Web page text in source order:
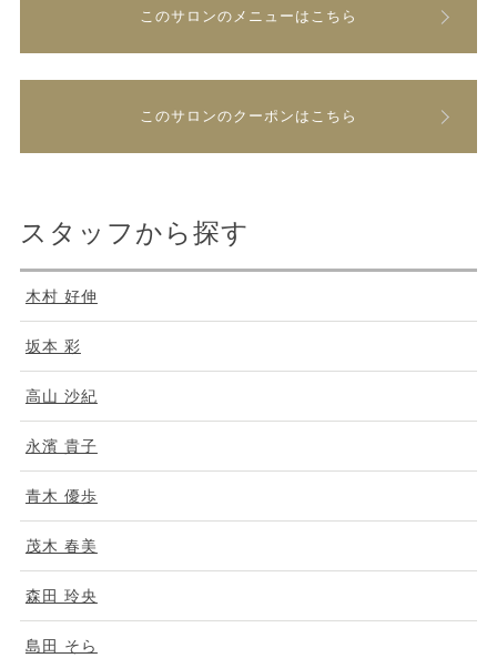
スタッフから探す
木村 好伸
坂本 彩
高山 沙紀
永濱 貴子
青木 優歩
茂木 春美
森田 玲央
島田 そら
このサロンのメニューはこちら
このサロンのクーポンはこちら